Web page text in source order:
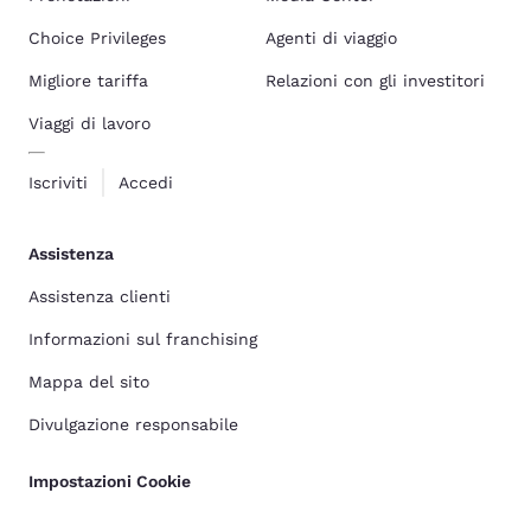
Choice Privileges
Migliore tariffa
Viaggi di lavoro
Iscriviti Accedi
Agenti di viaggio
Relazioni con gli investitori
Assistenza
Assistenza clienti
Informazioni sul franchising
Mappa del sito
Divulgazione responsabile
Impostazioni Cookie